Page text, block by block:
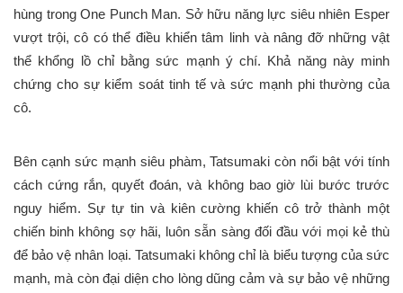
hùng trong One Punch Man. Sở hữu năng lực siêu nhiên Esper
vượt trội, cô có thể điều khiển tâm linh và nâng đỡ những vật
thể khổng lồ chỉ bằng sức mạnh ý chí. Khả năng này minh
chứng cho sự kiểm soát tinh tế và sức mạnh phi thường của
cô.
Bên cạnh sức mạnh siêu phàm, Tatsumaki còn nổi bật với tính
cách cứng rắn, quyết đoán, và không bao giờ lùi bước trước
nguy hiểm. Sự tự tin và kiên cường khiến cô trở thành một
chiến binh không sợ hãi, luôn sẵn sàng đối đầu với mọi kẻ thù
để bảo vệ nhân loại. Tatsumaki không chỉ là biểu tượng của sức
mạnh, mà còn đại diện cho lòng dũng cảm và sự bảo vệ những